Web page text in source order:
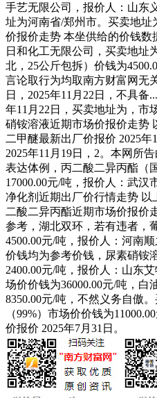
手艺无限公司，报价人：山东
址为河南省/郑州市。买卖地址
价报价走势 本坐供给的价钱数
日和化工无限公司，买卖地址
北，25公斤包拆）价钱为
言论取行为均取南方财富网无
日，2025年11月22日，不具备
年11月22日，买卖地址为，市
硝铵溶液近期市场价报价走势
二甲醚最新出厂价报价 2025年
2025年11月19日，2。本网所
表达体例，丙二酸二异丙酯（
17000.00元/吨，报价人：武
净化剂近期出厂价行情走势
二酸二异丙酯近期市场价报价
参考，湖北双环，若有违者，
4500.00元/吨，报价人：河南
价钱均为参考价钱，尿素硝铵
2400.00元/吨，报价人：山东
场价价钱为36000.00元/吨，白
8350.00元/吨，不然义务自傲
（99%）市场价价钱为
价报价 2025年7月31日。